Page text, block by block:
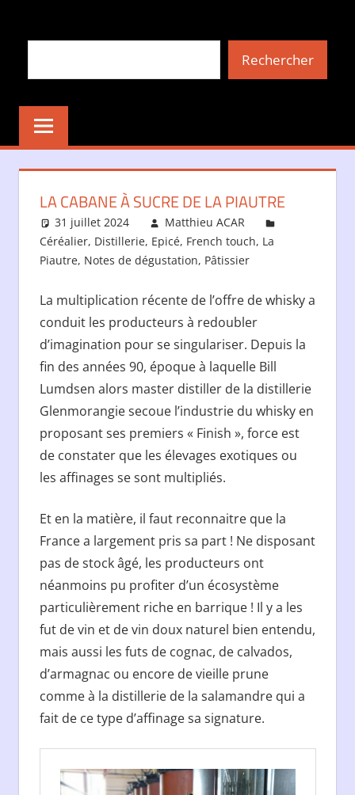
RechercherRechercher
LA CABANE À SUCRE DE LA PIAUTRE
31 juillet 2024
Matthieu ACAR
Céréalier, Distillerie, Epicé, French touch, La
Piautre, Notes de dégustation, Pâtissier
La multiplication récente de l’offre de whisky a
conduit les producteurs à redoubler
d’imagination pour se singulariser. Depuis la
fin des années 90, époque à laquelle Bill
Lumdsen alors master distiller de la distillerie
Glenmorangie secoue l’industrie du whisky en
proposant ses premiers « Finish », force est
de constater que les élevages exotiques ou
les affinages se sont multipliés.
Et en la matière, il faut reconnaitre que la
France a largement pris sa part ! Ne disposant
pas de stock âgé, les producteurs ont
néanmoins pu profiter d’un écosystème
particulièrement riche en barrique ! Il y a les
fut de vin et de vin doux naturel bien entendu,
mais aussi les futs de cognac, de calvados,
d’armagnac ou encore de vieille prune
comme à la distillerie de la salamandre qui a
fait de ce type d’affinage sa signature.